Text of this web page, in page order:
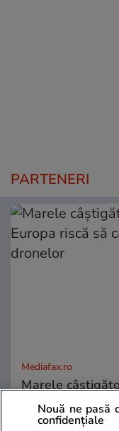
PARTENERI
Mediafax.ro
Marele
riscă să cadă în
Nouă ne pasă
confidențiale